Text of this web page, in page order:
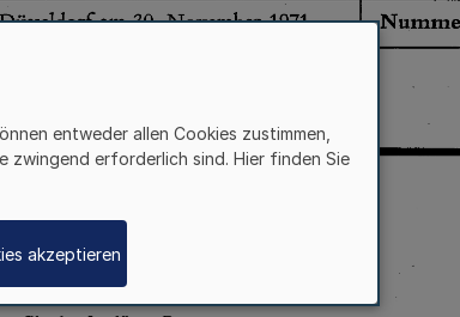
entweder allen Cookies zustimmen,
zwingend erforderlich sind. Hier finden Sie
akzeptieren